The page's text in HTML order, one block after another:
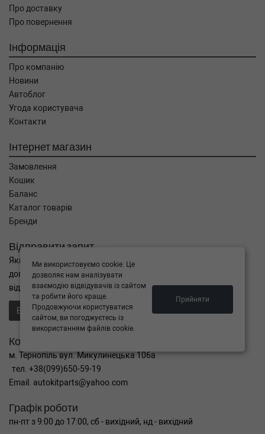
Про доставку
Про повернення
Інформація
Про компанію
Новини
Автоблог
Угода користувача
Контакти
Інтернет магазин
Замовлення
Кошик
Баланс
Каталог товарів
Бренди
Відправити запит
Якщо Ви не знайшли потрібні запчастини, або Вам потрібна
допомога в підборі,
відправте нам запит - ми Вам допоможемо
Відправити запит продавцю
Контакти
м. Тернопіль вул. Микулинецька 106а
тел. +38(099)650-59-19
Email. autokitparts@yahoo.com
Графік роботи
пн-пт з 9:00 до 17:00, сб - вихідний, нд - вихідний
Ми використовуємо cookie. Це
дозволяє нам аналізувати
взаємодію відвідувачів із сайтом
та робити його краще.
Продовжуючи користуватися
сайтом, ви погоджуєтесь із
використанням файлів cookie.
Прийняти